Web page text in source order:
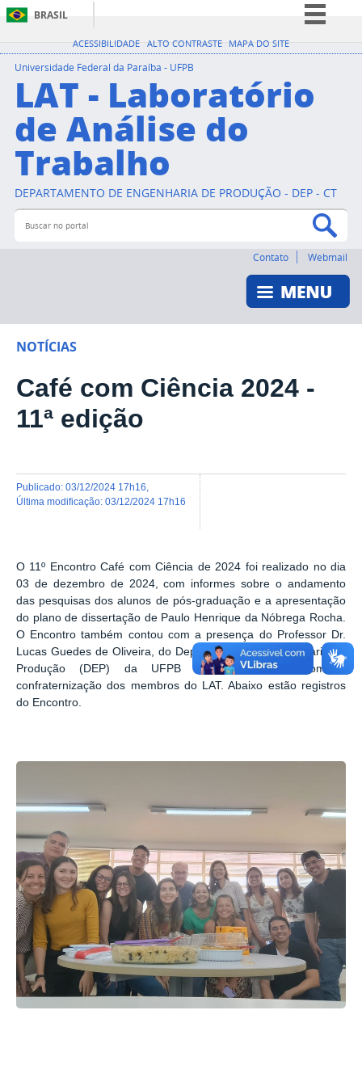
ACESSIBILIDADE ALTO CONTRASTE MAPA DO SITE
BRASIL
Simplifique!
Participe
Acesso à informação
Legislação
Universidade Federal da Paraíba - UFPB
LAT - Laboratório
de Análise do
Trabalho
DEPARTAMENTO DE ENGENHARIA DE PRODUÇÃO - DEP - CT
Buscar no portal
Contato Webmail
NOTÍCIAS
Café com Ciência 2024 -
11ª edição
publicado: 03/12/2024 17h16
última modificação: 03/12/2024 17h16
O 11º Encontro Café com Ciência de 2024 foi realizado no dia
03 de dezembro de 2024, com informes sobre o andamento
das pesquisas dos alunos de pós-graduação e a apresentação
do plano de dissertação de Paulo Henrique da Nóbrega Rocha.
O Encontro também contou com a presença do Professor Dr.
Lucas Guedes de Oliveira, do Departamento de Engenharia de
Produção (DEP) da UFPB e foi finalizado com a
confraternização dos membros do LAT. Abaixo estão registros
do Encontro.